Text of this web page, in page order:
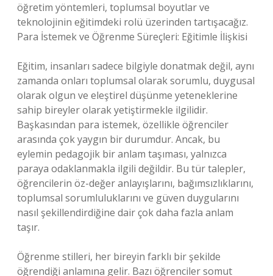
öğretim yöntemleri, toplumsal boyutlar ve
teknolojinin eğitimdeki rolü üzerinden tartışacağız.
Para İstemek ve Öğrenme Süreçleri: Eğitimle İlişkisi
Eğitim, insanları sadece bilgiyle donatmak değil, aynı
zamanda onları toplumsal olarak sorumlu, duygusal
olarak olgun ve eleştirel düşünme yeteneklerine
sahip bireyler olarak yetiştirmekle ilgilidir.
Başkasından para istemek, özellikle öğrenciler
arasında çok yaygın bir durumdur. Ancak, bu
eylemin pedagojik bir anlam taşıması, yalnızca
paraya odaklanmakla ilgili değildir. Bu tür talepler,
öğrencilerin öz-değer anlayışlarını, bağımsızlıklarını,
toplumsal sorumluluklarını ve güven duygularını
nasıl şekillendirdiğine dair çok daha fazla anlam
taşır.
Öğrenme stilleri, her bireyin farklı bir şekilde
öğrendiği anlamına gelir. Bazı öğrenciler somut